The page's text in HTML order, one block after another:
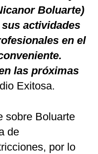
Boluarte)
actividades
en el
las próximas
Exitosa.
sobre Boluarte
de
por lo